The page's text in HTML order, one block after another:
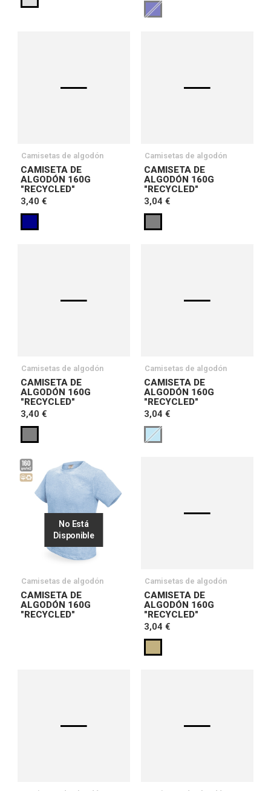
Camisetas de algodón
CAMISETA DE
ALGODÓN 160G
"RECYCLED"
3,40 €
Camisetas de algodón
CAMISETA DE
ALGODÓN 160G
"RECYCLED"
3,04 €
Camisetas de algodón
CAMISETA DE
ALGODÓN 160G
"RECYCLED"
3,40 €
Camisetas de algodón
CAMISETA DE
ALGODÓN 160G
"RECYCLED"
3,04 €
No Está
Disponible
Camisetas de algodón
CAMISETA DE
ALGODÓN 160G
"RECYCLED"
Camisetas de algodón
CAMISETA DE
ALGODÓN 160G
"RECYCLED"
3,04 €